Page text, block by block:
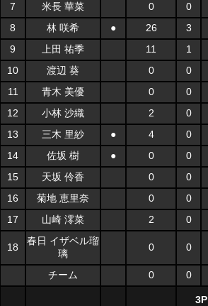
7
米長 華菜 0 0
8
林 咲希 ● 26 3
9
上田 祐季 11 1
10
渡辺 葵 0 0
11
青木 美優 0 0
12
小林 沙織 2 0
13
三木 里紗 ● 4 0
14
佐坂 樹 ● 0 0
15
天坂 伶香 0 0
16
菊地 恵里奈 0 0
17
山崎 澪菜 2 0
18
春日 イザベル瑠
璃
0 0
チーム 0 0
3P